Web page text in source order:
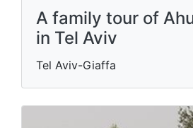
A family tour of
in Tel Aviv
Tel Aviv-Giaffa